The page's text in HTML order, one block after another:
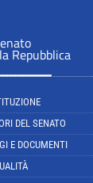
Repubblica
DEL SENATO
E DOCUMENTI